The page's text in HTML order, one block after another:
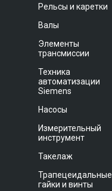
Рельсы и каретки
Валы
Элементы
трансмиссии
Техника
автоматизации
Siemens
Насосы
Измерительный
инструмент
Такелаж
Трапецеидальные
гайки и винты